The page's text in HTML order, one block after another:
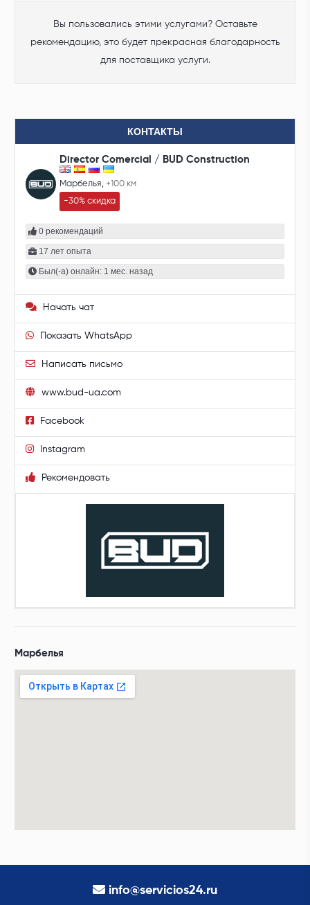
Вы пользовались этими услугами? Оставьте
рекомендацию, это будет прекрасная благодарность
для поставщика услуги.
КОНТАКТЫ
Director Comercial / BUD Construction
Марбелья,+100 км
-30% скидка
0 рекомендаций
17 лет опыта
Был(-а) онлайн: 1 мес. назад
Начать чат
Показать WhatsApp
Написать письмо
www.bud-ua.com
Facebook
Instagram
Рекомендовать
Марбелья
info@servicios24.ru